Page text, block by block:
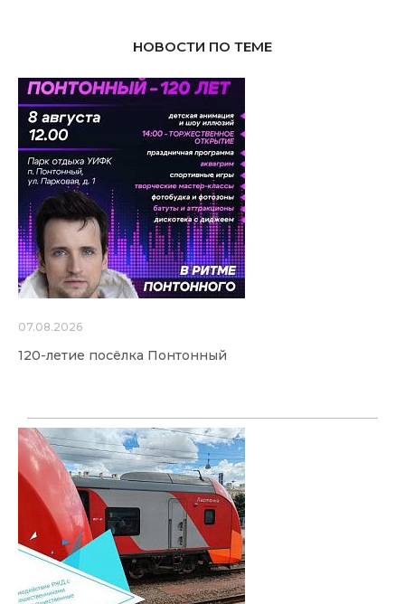
НОВОСТИ ПО ТЕМЕ
07.08.2026
120-летие посёлка Понтонный